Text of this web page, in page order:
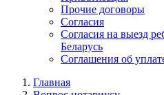
Прочие договоры
Согласия
Согласия на выезд
Беларусь
Соглашения об
Главная